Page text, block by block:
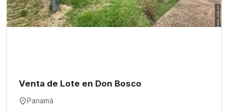
Venta de Lote en Don Bosco
Panamá